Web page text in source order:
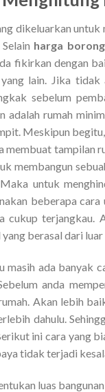
dikeluarkan untuk
harga
fikirkan dengan
lain. Jika tidak
sebelum
adalah rumah
Meskipun
membuat tampilan
membangun
untuk
beberapa
cukup terjangkau.
berasal dari
masih ada banyak
anda
Akan lebih
dahulu.
ini cara yang
tidak terjadi
luas